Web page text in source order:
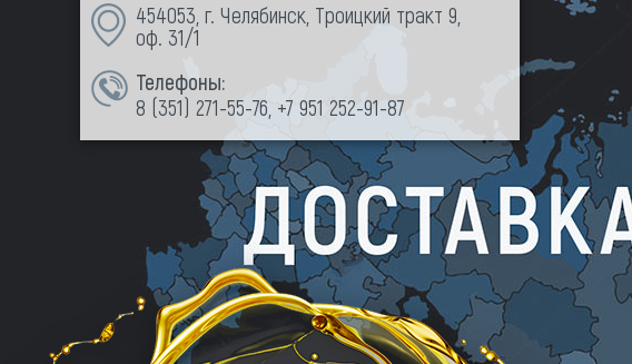
454053, г. Челябинск, Троицкий тракт 9,
оф. 31/1
Телефоны:
8 (351) 271-55-76 +7 951 252-91-87